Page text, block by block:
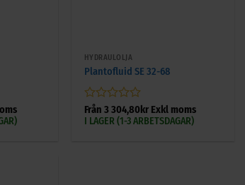
HYDRAULOLJA
Plantofluid SE 32-68
Betygsatt
0
Från 3 304,80 krExkl moms
I LAGER (1-3 ARBETSDAGAR)